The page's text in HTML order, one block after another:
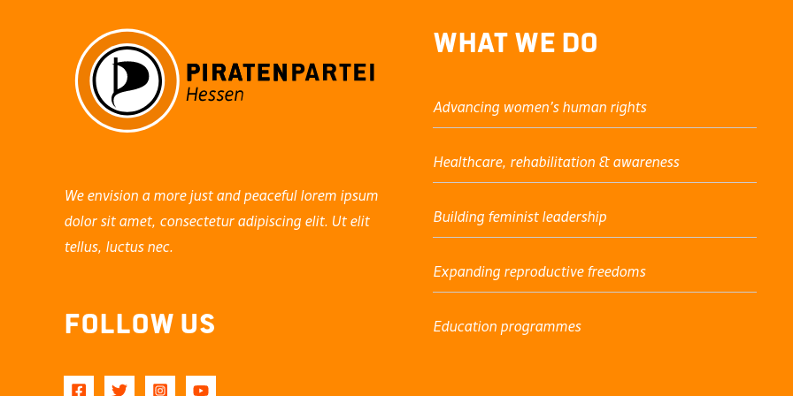
We envision a more just and peaceful lorem ipsum
dolor sit amet, consectetur adipiscing elit. Ut elit
tellus, luctus nec.
Follow Us
What We Do
Advancing women’s human rights
Healthcare, rehabilitation & awareness
Building feminist leadership
Expanding reproductive freedoms
Education programmes